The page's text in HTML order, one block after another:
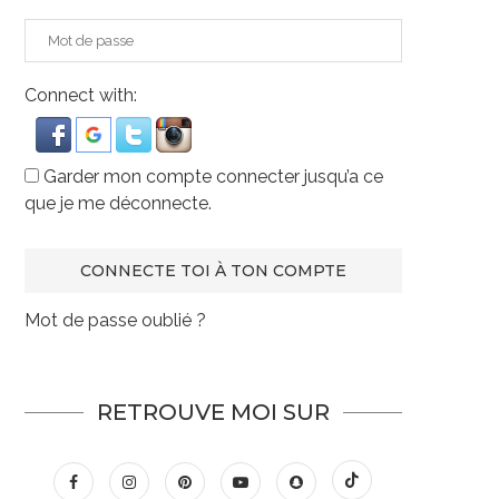
Connect with:
Garder mon compte connecter jusqu’a ce
que je me déconnecte.
Mot de passe oublié ?
RETROUVE MOI SUR